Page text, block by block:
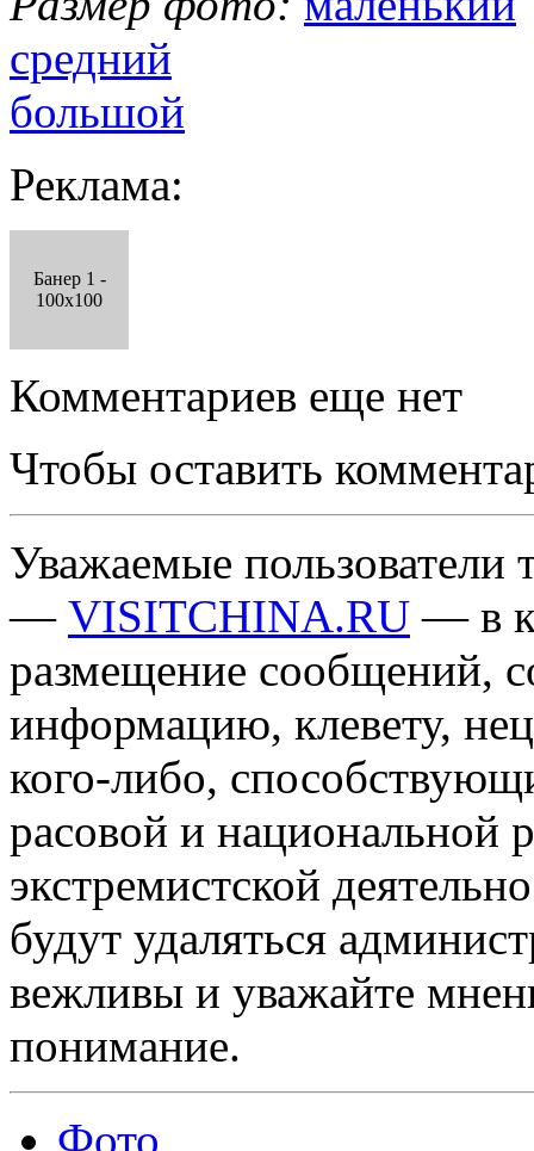
средний
большой
Реклама:
Банер 1 -
100x100
Комментариев еще нет
Чтобы оставить
Уважаемые пользователи
— VISITCHINA.RU — в
размещение сообщений,
информацию, клевету,
кого-либо,
расовой и национальной
экстремистской
будут удаляться
вежливы и уважайте
понимание.
Фото